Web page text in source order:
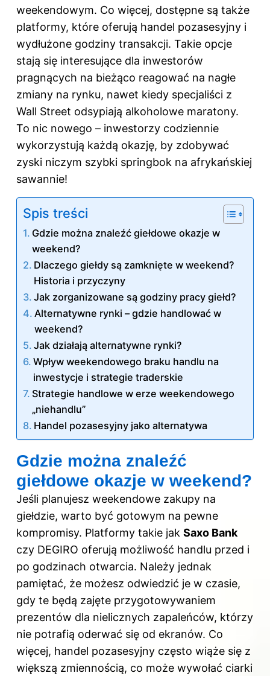
weekendowym. Co więcej, dostępne są także
platformy, które oferują handel pozasesyjny i
wydłużone godziny transakcji. Takie opcje
stają się interesujące dla inwestorów
pragnących na bieżąco reagować na nagłe
zmiany na rynku, nawet kiedy specjaliści z
Wall Street odsypiają alkoholowe maratony.
To nic nowego – inwestorzy codziennie
wykorzystują każdą okazję, by zdobywać
zyski niczym szybki springbok na afrykańskiej
sawannie!
Spis treści
Gdzie można znaleźć giełdowe okazje w
weekend?
Dlaczego giełdy są zamknięte w weekend?
Historia i przyczyny
Jak zorganizowane są godziny pracy giełd?
Alternatywne rynki – gdzie handlować w
weekend?
Jak działają alternatywne rynki?
Wpływ weekendowego braku handlu na
inwestycje i strategie traderskie
Strategie handlowe w erze weekendowego
„niehandlu”
Handel pozasesyjny jako alternatywa
Gdzie można znaleźć
giełdowe okazje w weekend?
Jeśli planujesz weekendowe zakupy na
giełdzie, warto być gotowym na pewne
kompromisy. Platformy takie jak Saxo Bank
czy DEGIRO oferują możliwość handlu przed i
po godzinach otwarcia. Należy jednak
pamiętać, że możesz odwiedzić je w czasie,
gdy te będą zajęte przygotowywaniem
prezentów dla nielicznych zapaleńców, którzy
nie potrafią oderwać się od ekranów. Co
więcej, handel pozasesyjny często wiąże się z
większą zmiennością, co może wywołać ciarki